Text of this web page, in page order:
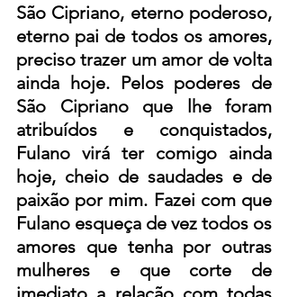
São Cipriano, eterno poderoso,
eterno pai de todos os amores,
preciso trazer um amor de volta
ainda hoje. Pelos poderes de
São Cipriano que lhe foram
atribuídos e conquistados,
Fulano virá ter comigo ainda
hoje, cheio de saudades e de
paixão por mim. Fazei com que
Fulano esqueça de vez todos os
amores que tenha por outras
mulheres e que corte de